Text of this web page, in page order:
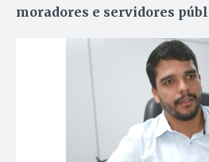
moradores e servidores